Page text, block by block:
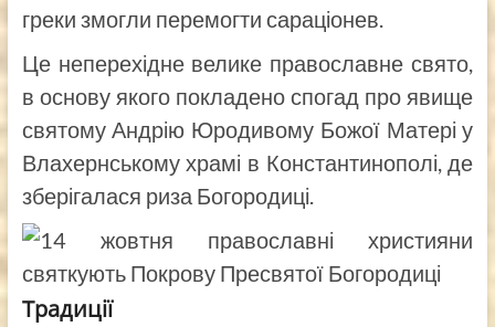
греки змогли перемогти сараціонев.
Це неперехідне велике православне свято,
в основу якого покладено спогад про явище
святому Андрію Юродивому Божої Матері у
Влахернському храмі в Константинополі, де
зберігалася риза Богородиці.
Традиції